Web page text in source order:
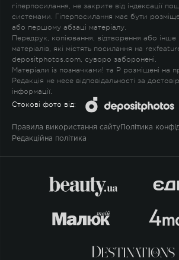
гіперпосилання, не закрите від індексації
системами. Гіперпосилання має бути
або першому абзаці матеріалу.
Передрук, копіювання, відтворення або
матеріалів, які містять посилання на
depositphotos.com, суворо заборонені.
Матеріали із позначками! та P розміщені на
Редакція не несе відповідальності за
інформації.
Стокові фото від:
Правила використання сайту Політика
Редакційна політика